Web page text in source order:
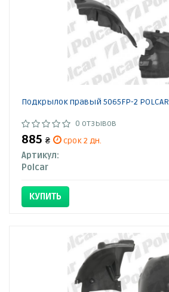
Подкрылок правый 5065FP-2 POLCAR
0 отзывов
885 ₴
срок 2 дн.
Артикул:
Polcar
КУПИТЬ